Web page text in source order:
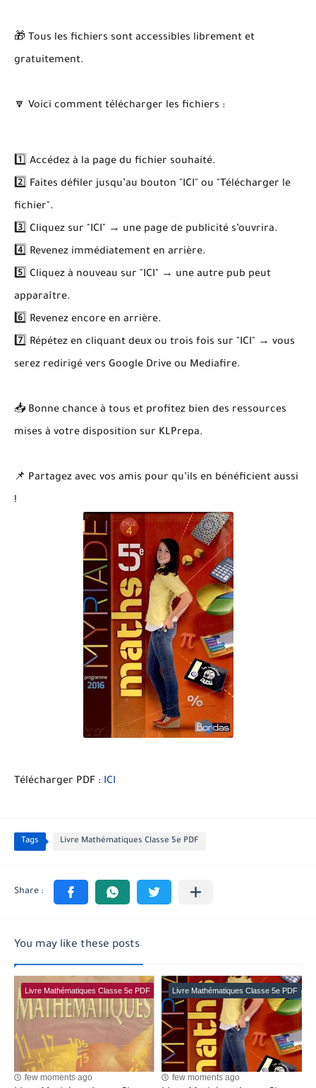
🎁 Tous les fichiers sont accessibles librement et
gratuitement.
🔽 Voici comment télécharger les fichiers :
1️⃣ Accédez à la page du fichier souhaité.
2️⃣ Faites défiler jusqu’au bouton "ICI" ou "Télécharger le
fichier".
3️⃣ Cliquez sur "ICI" → une page de publicité s’ouvrira.
4️⃣ Revenez immédiatement en arrière.
5️⃣ Cliquez à nouveau sur "ICI" → une autre pub peut
apparaître.
6️⃣ Revenez encore en arrière.
7️⃣ Répétez en cliquant deux ou trois fois sur "ICI" → vous
serez redirigé vers Google Drive ou Mediafire.
📥 Bonne chance à tous et profitez bien des ressources
mises à votre disposition sur KLPrepa.
📌 Partagez avec vos amis pour qu’ils en bénéficient aussi
!
Télécharger PDF : ICI
Tags Livre Mathématiques Classe 5e PDF
You may like these posts
Livre Mathématiques Classe 5e PDF
few moments ago
Livre Mathématiques Classe 5e PDF
few moments ago